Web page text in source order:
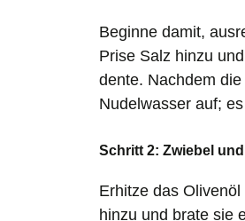
Beginne damit,
Prise Salz hinzu
dente. Nachdem
Nudelwasser auf;
Schritt 2: Zwiebel
Erhitze das
hinzu und brate sie